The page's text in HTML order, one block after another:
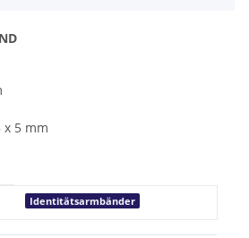
x 5 mm
Identitätsarmbänder